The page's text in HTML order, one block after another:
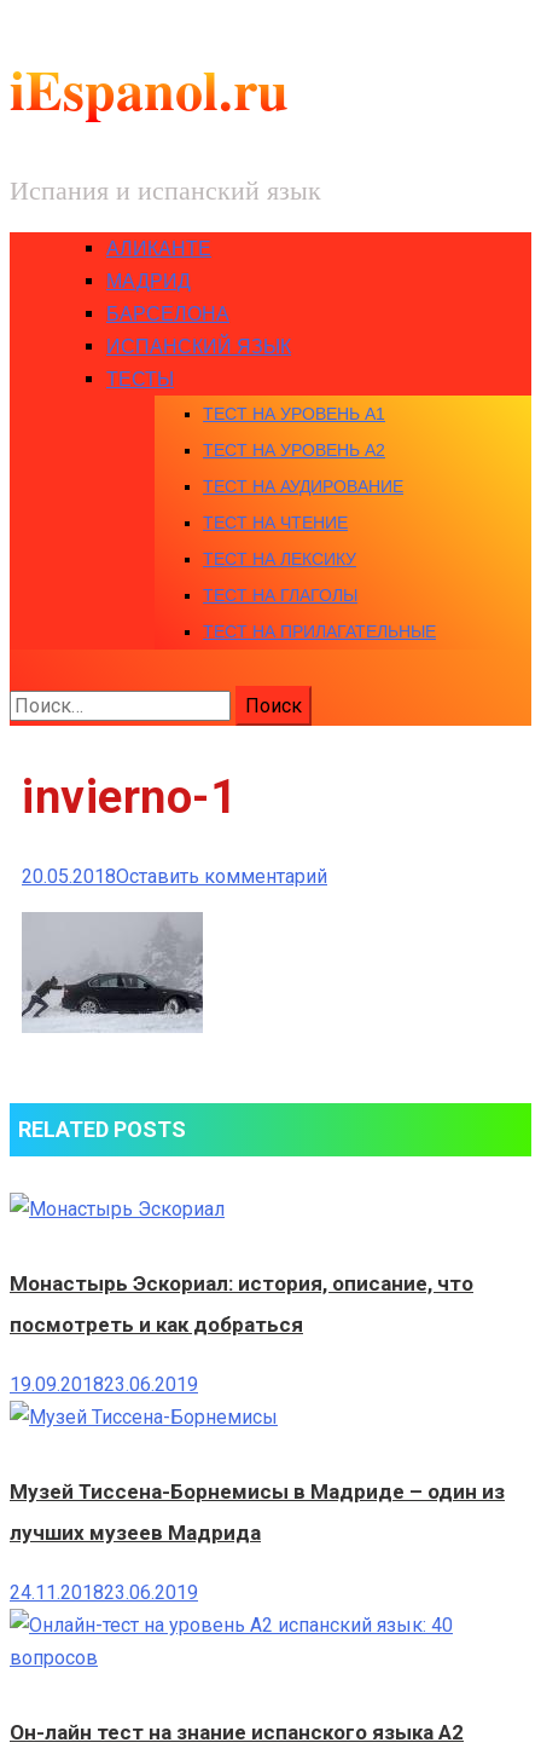
iEspanol.ru
Испания и испанский язык
АЛИКАНТЕ
МАДРИД
БАРСЕЛОНА
ИСПАНСКИЙ ЯЗЫК
ТЕСТЫ
ТЕСТ НА УРОВЕНЬ A1
ТЕСТ НА УРОВЕНЬ A2
ТЕСТ НА АУДИРОВАНИЕ
ТЕСТ НА ЧТЕНИЕ
ТЕСТ НА ЛЕКСИКУ
ТЕСТ НА ГЛАГОЛЫ
ТЕСТ НА ПРИЛАГАТЕЛЬНЫЕ
Найти:
invierno-1
20.05.2018Оставить комментарийк
RELATED POSTS
Монастырь Эскориал: история, описание, что
посмотреть и как добраться
19.09.201823.06.2019
Музей Тиссена-Борнемисы в Мадриде – один из
лучших музеев Мадрида
24.11.201823.06.2019
Он-лайн тест на знание испанского языка A2